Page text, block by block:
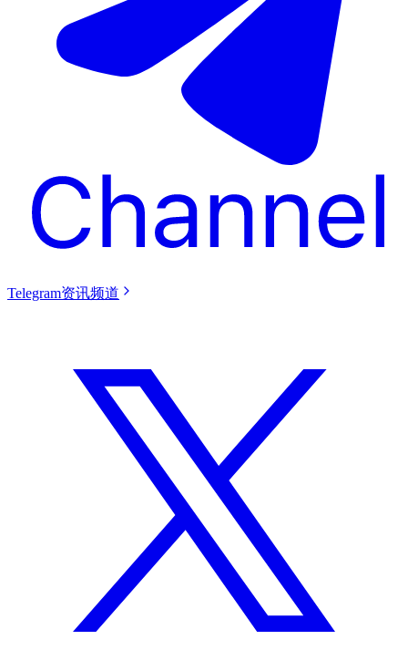
Telegram资讯频道